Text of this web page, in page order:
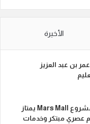
الأخيرة
بن عبد العزيز
سامح الشرقاوي: مشروع Mars Mall يمتاز
عصري مبتكر وخدمات